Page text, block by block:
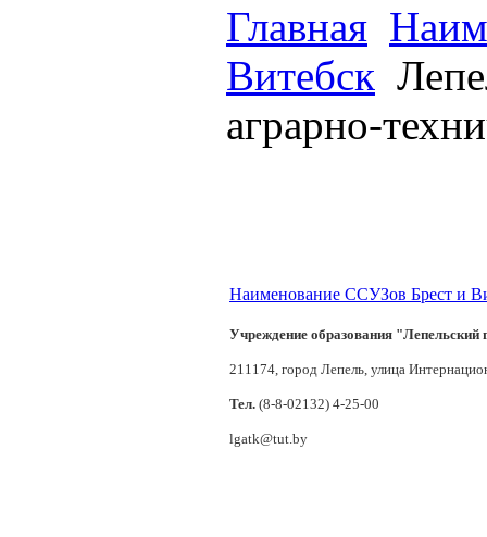
Главная
Витебск
аграрно-
Наименование ССУЗов Брест и
Учреждение образования "Лепельский
211174, город Лепель, улица
Тел. (8-8-02132) 4-25-00
lgatk@tut.by